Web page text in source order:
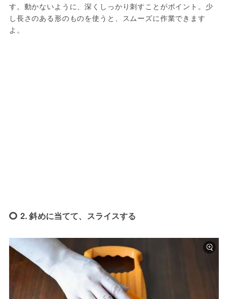
す。動かないように、深くしっかり刺すことがポイント。少
し長さのある形のものを使うと、スムーズに作業できます
よ。
2. 斜めに当てて、スライスする